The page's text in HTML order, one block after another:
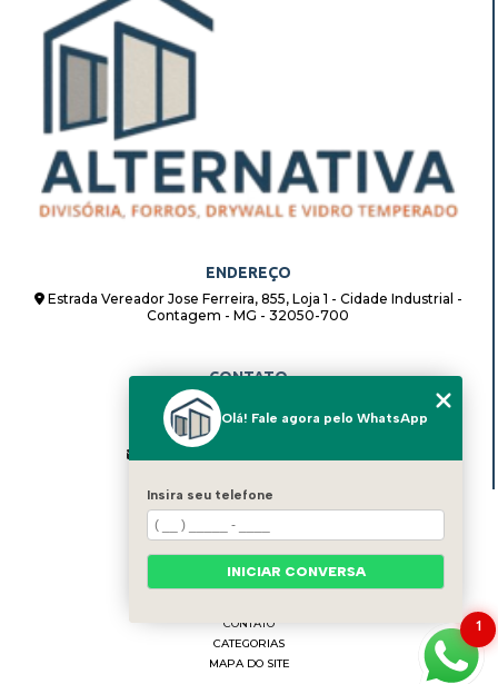
ENDEREÇO
Estrada Vereador Jose Ferreira, 855, Loja 1 - Cidade Industrial -
Contagem - MG - 32050-700
CONTATO
(31) 98862-8408
(31) 98862-8408
MENU
HOME
CONTATO
CATEGORIAS
MAPA DO SITE
1
Olá! Fale agora pelo WhatsApp
Insira seu telefone
INICIAR CONVERSA